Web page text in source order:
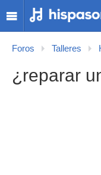
Foros Talleres
¿reparar